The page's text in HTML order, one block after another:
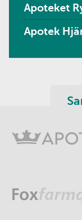
Apoteket
Apotek